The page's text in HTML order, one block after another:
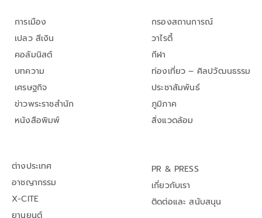
การเมือง
เปลว สีเงิน
คอลัมนิสต์
บทความ
เศรษฐกิจ
ข่าวพระราชสำนัก
หนังสือพิมพ์
กรองสถานการณ์
วาไรตี้
กีฬา
ท่องเที่ยว – ศิลปวัฒนธรรม
ประชาสัมพันธ์
ภูมิภาค
สิ่งแวดล้อม
ต่างประเทศ
อาชญากรรม
X-CITE
PR & PRESS
เกี่ยวกับเรา
ติดต่อและ สนับสนุน